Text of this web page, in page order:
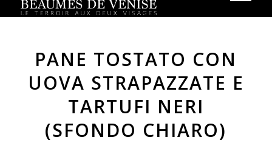
PANE TOSTATO CON
UOVA STRAPAZZATE E
TARTUFI NERI
(SFONDO CHIARO)